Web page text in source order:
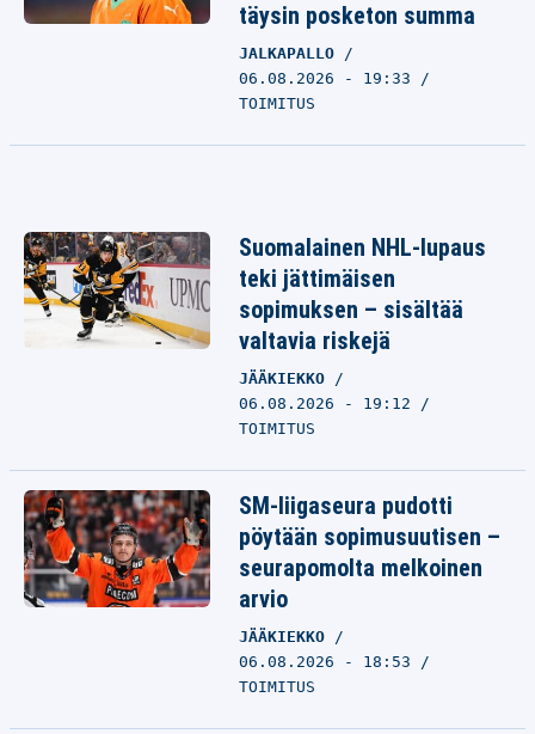
täysin posketon summa
JALKAPALLO
06.08.2026 - 19:33
TOIMITUS
Suomalainen NHL-lupaus
teki jättimäisen
sopimuksen – sisältää
valtavia riskejä
JÄÄKIEKKO
06.08.2026 - 19:12
TOIMITUS
SM-liigaseura pudotti
pöytään sopimusuutisen –
seurapomolta melkoinen
arvio
JÄÄKIEKKO
06.08.2026 - 18:53
TOIMITUS